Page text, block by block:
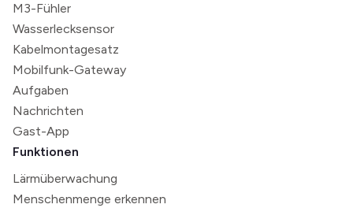
M3-Fühler
Wasserlecksensor
Kabelmontagesatz
Mobilfunk-Gateway
Aufgaben
Nachrichten
Gast-App
Funktionen
Lärmüberwachung
Menschenmenge erkennen